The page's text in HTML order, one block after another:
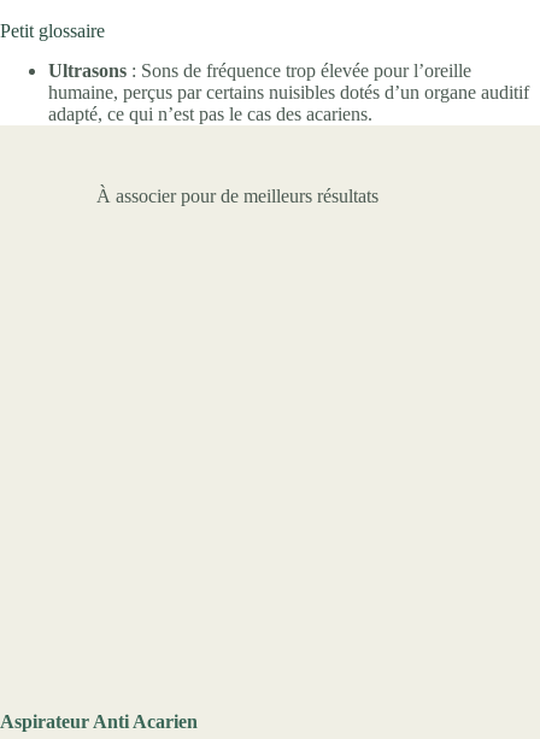
Petit glossaire
Ultrasons : Sons de fréquence trop élevée pour l’oreille
humaine, perçus par certains nuisibles dotés d’un organe auditif
adapté, ce qui n’est pas le cas des acariens.
À associer pour de meilleurs résultats
Aspirateur Anti Acarien